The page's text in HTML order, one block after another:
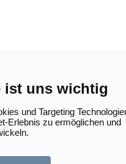
ist uns wichtig
und Targeting
Erlebnis zu ermöglichen und